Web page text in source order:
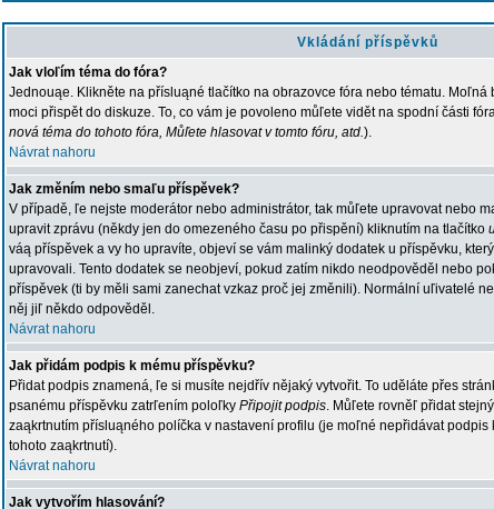
Vkládání příspěvků
Jak vloľím téma do fóra?
Jednouąe. Klikněte na přísluąné tlačítko na obrazovce fóra nebo tématu.
moci přispět do diskuze. To, co vám je povoleno můľete vidět na spodní části
nová téma do tohoto fóra, Můľete hlasovat v tomto fóru, atd.).
Návrat nahoru
Jak změním nebo smaľu příspěvek?
V případě, ľe nejste moderátor nebo administrátor, tak můľete upravovat nebo
upravit zprávu (někdy jen do omezeného času po přispění) kliknutím na tlačítko
váą příspěvek a vy ho upravíte, objeví se vám malinký dodatek u příspěvku,
upravovali. Tento dodatek se neobjeví, pokud zatím nikdo neodpověděl nebo
příspěvek (ti by měli sami zanechat vzkaz proč jej změnili). Normální uľivatelé
něj jiľ někdo odpověděl.
Návrat nahoru
Jak přidám podpis k mému příspěvku?
Přidat podpis znamená, ľe si musíte nejdřív nějaký vytvořit. To uděláte přes
psanému příspěvku zatrľením poloľky Připojit podpis. Můľete rovněľ přidat
zaąkrtnutím přísluąného políčka v nastavení profilu (je moľné nepřidávat
tohoto zaąkrtnutí).
Návrat nahoru
Jak vytvořím hlasování?